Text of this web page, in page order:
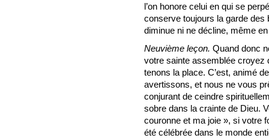
l’on honore celui en qui se
conserve toujours la garde des
diminue ni ne décline, même
Neuvième leçon. Quand donc
votre sainte assemblée croyez
tenons la place. C’est, animé
avertissons, et nous ne vous
conjurant de ceindre
sobre dans la crainte de Dieu.
couronne et ma joie », si votre
été célébrée dans le monde